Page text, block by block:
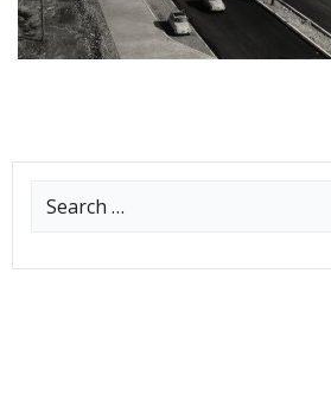
Search